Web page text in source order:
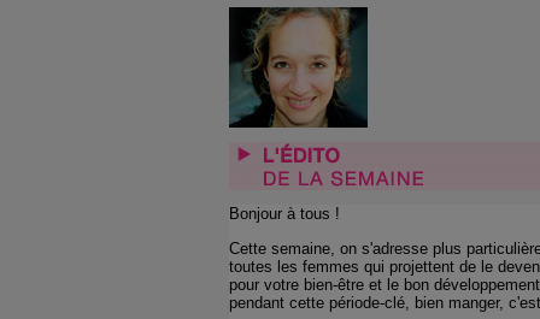
Bonjour à tous !
Cette semaine, on s'adresse plus
toutes les femmes qui projettent de le
pour votre bien-être et le bon
pendant cette période-clé, bien manger,